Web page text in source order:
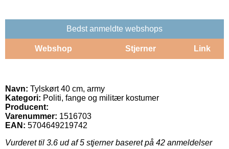
Bedst anmeldte webshops
Webshop Stjerner Link
Navn: Tylskørt 40 cm, army
Kategori: Politi, fange og militær kostumer
Producent:
Varenummer: 1516703
EAN: 5704649219742
Vurderet til 3.6 ud af 5 stjerner baseret på 42 anmeldelser